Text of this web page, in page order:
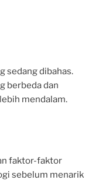
sedang dibahas.
berbeda dan
mendalam.
faktor-faktor
sebelum menarik